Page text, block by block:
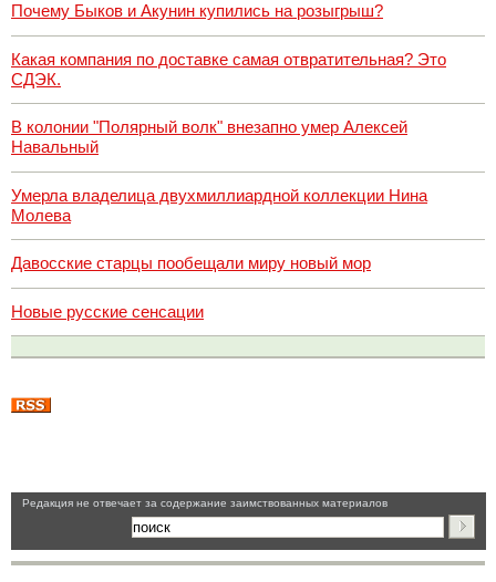
Почему Быков и Акунин купились на розыгрыш?
Какая компания по доставке самая отвратительная? Это
СДЭК.
В колонии "Полярный волк" внезапно умер Алексей
Навальный
Умерла владелица двухмиллиардной коллекции Нина
Молева
Давосские старцы пообещали миру новый мор
Новые русские сенсации
Pедакция не отвечает за содержание заимствованных материалов